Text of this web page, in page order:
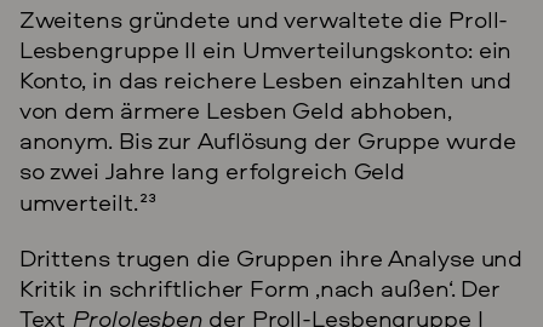
Zweitens gründete und verwaltete die Proll-
Lesbengruppe II ein Umverteilungskonto: ein
Konto, in das reichere Lesben einzahlten und
von dem ärmere Lesben Geld abhoben,
anonym. Bis zur Auflösung der Gruppe wurde
so zwei Jahre lang erfolgreich Geld
umverteilt.23
Drittens trugen die Gruppen ihre Analyse und
Kritik in schriftlicher Form ‚nach außen‘. Der
Text Prololesben der Proll-Lesbengruppe I